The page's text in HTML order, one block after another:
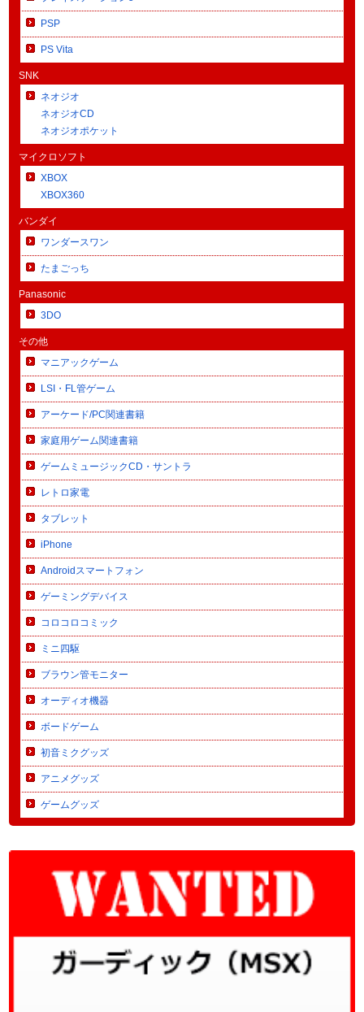
PSP
PS Vita
SNK
ネオジオ
ネオジオCD
ネオジオポケット
マイクロソフト
XBOX
XBOX360
バンダイ
ワンダースワン
たまごっち
Panasonic
3DO
その他
マニアックゲーム
LSI・FL管ゲーム
アーケード/PC関連書籍
家庭用ゲーム関連書籍
ゲームミュージックCD・サントラ
レトロ家電
タブレット
iPhone
Androidスマートフォン
ゲーミングデバイス
コロコロコミック
ミニ四駆
ブラウン管モニター
オーディオ機器
ボードゲーム
初音ミクグッズ
アニメグッズ
ゲームグッズ